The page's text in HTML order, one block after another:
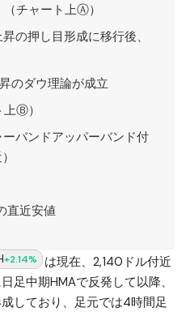
（チャート上Ⓐ）
の押し目形成に移行後、
のダウ理論が成立
上Ⓑ）
バンドアッパーバンド付
直近安値
+2.14%
は現在、2,140ドル付近
足中期HMAで反発して以降、
しており、足元では4時間足